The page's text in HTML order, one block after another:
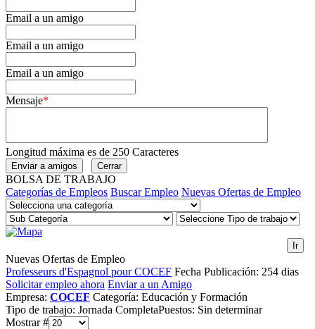
Email a un amigo
Email a un amigo
Email a un amigo
Mensaje*
Longitud máxima es de 250 Caracteres
BOLSA DE TRABAJO
Categorías de Empleos Buscar Empleo Nuevas Ofertas de Empleo
Ir
Nuevas Ofertas de Empleo
Professeurs d'Espagnol pour COCEF Fecha Publicación: 254 dias
Solicitar empleo ahora Enviar a un Amigo
Empresa: COCEF Categoría: Educación y Formación
Tipo de trabajo: Jornada CompletaPuestos: Sin determinar
Mostrar #